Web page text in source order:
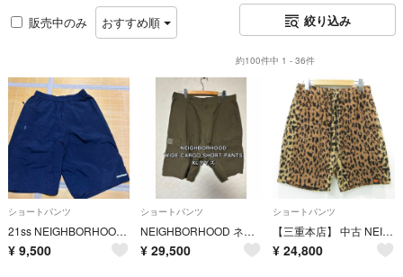
販売中のみ おすすめ順 絞り込み
約100件中 1 - 36件
ショートパンツ
21ss NEIGHBORHOOD MABA ナイロン ショーツ ハーフパンツ
¥ 9,500
ショートパンツ
NEIGHBORHOOD ネイバーフッド ワイド カーゴ ショートパンツ XLサイズ WIDE CARGO SHORT PANTS
¥ 29,500
ショートパンツ
【三重本店】 中古 NEIGHBORHOOD | ネイバーフッド レオパード柄 ショートパンツ X HIPPOPOTAMUS . TERRY CLOTH SHORT PANTS 261TSHIN-PTM01 ブラウン サイズ：S 【107】
¥ 24,800